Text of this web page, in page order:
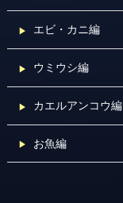
エビ・カニ編
ウミウシ編
カエルアンコウ編
お魚編